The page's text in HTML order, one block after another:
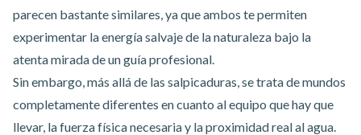
parecen bastante similares, ya que ambos te permiten
experimentar la energía salvaje de la naturaleza bajo la
atenta mirada de un guía profesional.
Sin embargo, más allá de las salpicaduras, se trata de mundos
completamente diferentes en cuanto al equipo que hay que
llevar, la fuerza física necesaria y la proximidad real al agua.